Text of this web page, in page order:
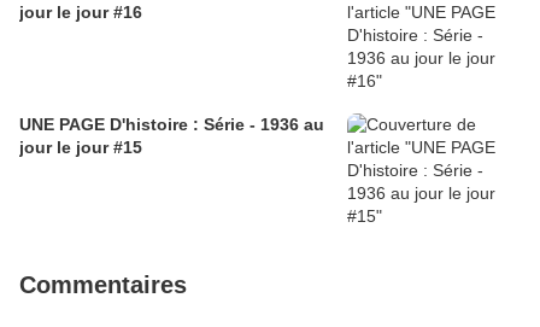
jour le jour #16
UNE PAGE D'histoire : Série - 1936 au
jour le jour #15
Commentaires